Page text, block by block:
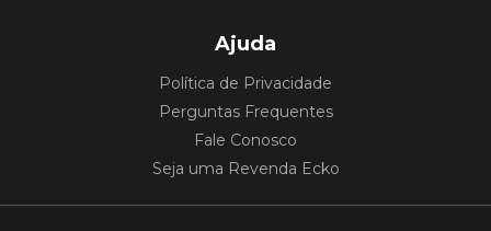
Ajuda
Política de Privacidade
Perguntas Frequentes
Fale Conosco
Seja uma Revenda Ecko